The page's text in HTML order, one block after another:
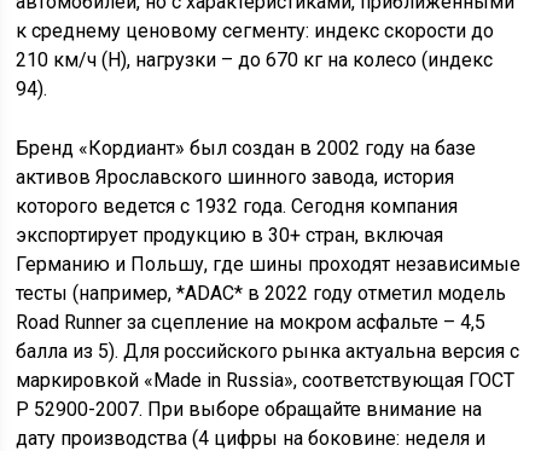
к среднему ценовому сегменту: индекс скорости до
210 км/ч (H), нагрузки – до 670 кг на колесо (индекс
94).
Бренд «Кордиант» был создан в 2002 году на базе
активов Ярославского шинного завода, история
которого ведется с 1932 года. Сегодня компания
экспортирует продукцию в 30+ стран, включая
Германию и Польшу, где шины проходят независимые
тесты (например, *ADAC* в 2022 году отметил модель
Road Runner за сцепление на мокром асфальте – 4,5
балла из 5). Для российского рынка актуальна версия с
маркировкой «Made in Russia», соответствующая ГОСТ
Р 52900-2007. При выборе обращайте внимание на
дату производства (4 цифры на боковине: неделя и